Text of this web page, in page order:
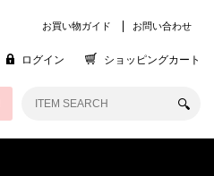
お買い物ガイド お問い合わせ
ログイン ショッピングカート